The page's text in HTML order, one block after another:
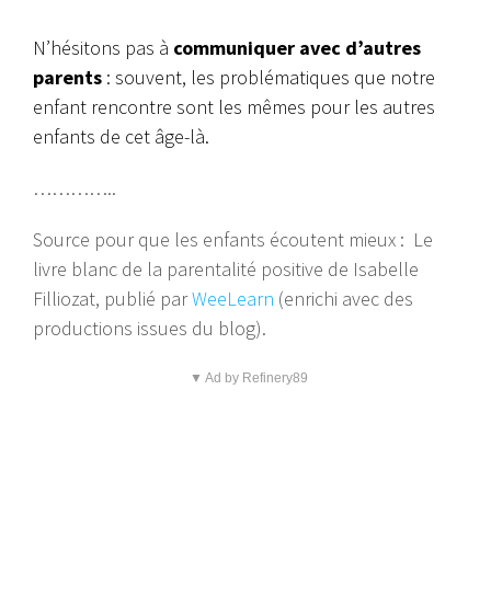
N’hésitons pas à communiquer avec d’autres
parents : souvent, les problématiques que notre
enfant rencontre sont les mêmes pour les autres
enfants de cet âge-là.
…………..
Source pour que les enfants écoutent mieux : Le
livre blanc de la parentalité positive de Isabelle
Filliozat, publié parWeeLearn (enrichi avec des
productions issues du blog).
▼ Ad by Refinery89